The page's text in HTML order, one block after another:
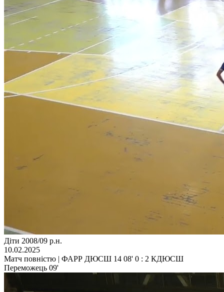
Діти 2008/09 р.н.
10.02.2025
Матч повністю | ФАРР ДЮСШ 14 08' 0 : 2 КДЮСШ
Переможець 09'